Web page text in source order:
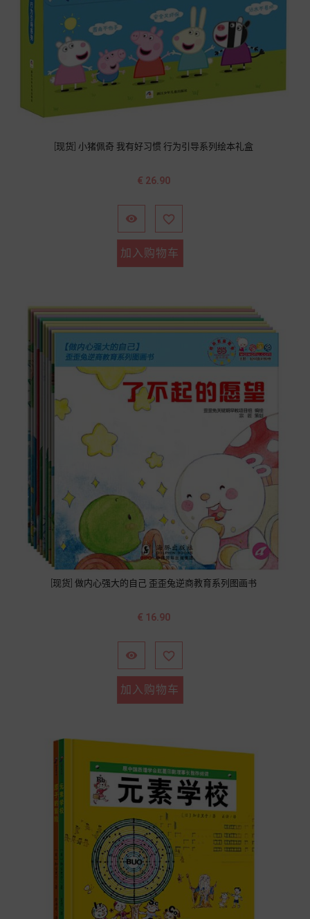
[现货] 小猪佩奇 我有好习惯 行为引导系列绘本礼盒
价
€ 26.90
 
加入购物车
[现货] 做内心强大的自己 歪歪兔逆商教育系列图画书
价
€ 16.90
 
加入购物车